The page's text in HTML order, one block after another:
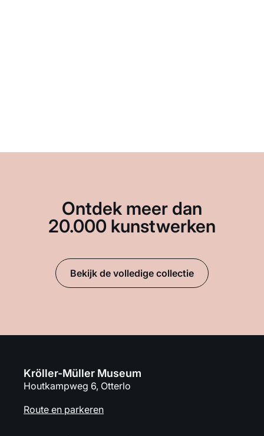
Ontdek meer dan
20.000 kunstwerken
Bekijk de volledige collectie
Kröller-Müller Museum
Houtkampweg 6, Otterlo
Route en parkeren